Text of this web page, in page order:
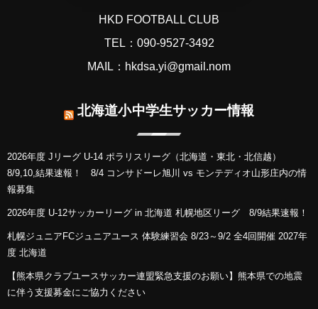
HKD FOOTBALL CLUB
TEL：090-9527-3492
MAIL：hkdsa.yi@gmail.nom
北海道小中学生サッカー情報
2026年度 Jリーグ U-14 ポラリスリーグ（北海道・東北・北信越）
8/9,10,結果速報！ 8/4 コンサドーレ旭川 vs モンテディオ山形庄内の情
報募集
2026年度 U-12サッカーリーグ in 北海道 札幌地区リーグ 8/9結果速報！
札幌ジュニアFCジュニアユース 体験練習会 8/23～9/2 全4回開催 2027年
度 北海道
【熊本県クラブユースサッカー連盟緊急支援のお願い】熊本県での地震
に伴う支援募金にご協力ください